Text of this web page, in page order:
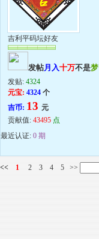
吉利平码坛好友
发帖月入十万不是梦
发贴: 4324
元宝: 4324 个
吉币: 13 元
贡献值: 43495 点
最近认证: 0 期
<< 1 2 3 4 5 >>